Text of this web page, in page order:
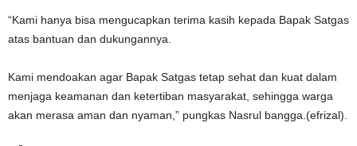
“Kami hanya bisa mengucapkan terima kasih kepada Bapak Satgas
atas bantuan dan dukungannya.
Kami mendoakan agar Bapak Satgas tetap sehat dan kuat dalam
menjaga keamanan dan ketertiban masyarakat, sehingga warga
akan merasa aman dan nyaman,” pungkas Nasrul bangga.(efrizal).